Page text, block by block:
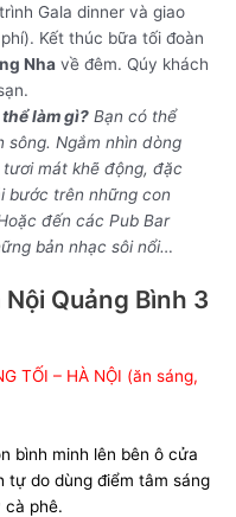
Gala dinner và giao
Kết thúc bữa tối đoàn
Nha về đêm. Qúy khách
làm gì? Bạn có thể
sông. Ngắm nhìn dòng
mát khẽ động, đặc
bước trên những con
đến các Pub Bar
bản nhạc sôi nổi…
Quảng Bình 3
TỐI – HÀ NỘI (ăn sáng,
bình minh lên bên ô cửa
tự do dùng điểm tâm sáng
cà phê.